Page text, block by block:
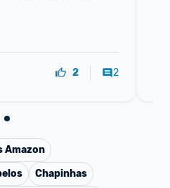
2 2
Amazon
Chapinhas